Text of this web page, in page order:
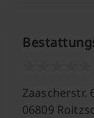
Zaascherstr.
06809